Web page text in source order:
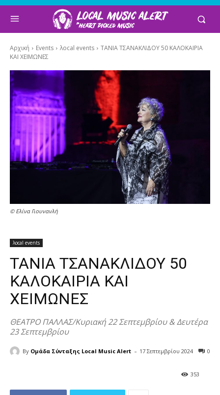
Αρχική Events λocal events
ΤΑΝΙΑ ΤΣΑΝΑΚΛΙΔΟΥ 50 ΚΑΛΟΚΑΙΡΙΑ
ΚΑΙ ΧΕΙΜΩΝΕΣ
© Ελίνα Γιουνανλή
λocal events
ΤΑΝΙΑ ΤΣΑΝΑΚΛΙΔΟΥ 50
ΚΑΛΟΚΑΙΡΙΑ ΚΑΙ
ΧΕΙΜΩΝΕΣ
ΘΕΑΤΡΟ ΠΑΛΛΑΣ/Κυριακή 22 Σεπτεμβρίου & Δευτέρα
23 Σεπτεμβρίου
By Ομάδα Σύνταξης Local Music Alert - 17 Σεπτεμβρίου 2024 0
353